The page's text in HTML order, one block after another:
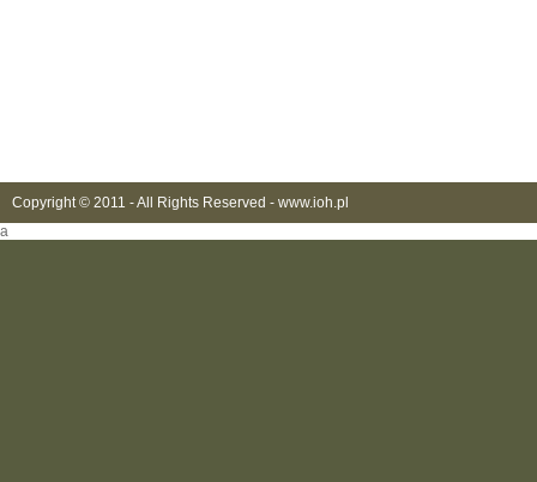
Copyright © 2011 - All Rights Reserved - www.ioh.pl
a